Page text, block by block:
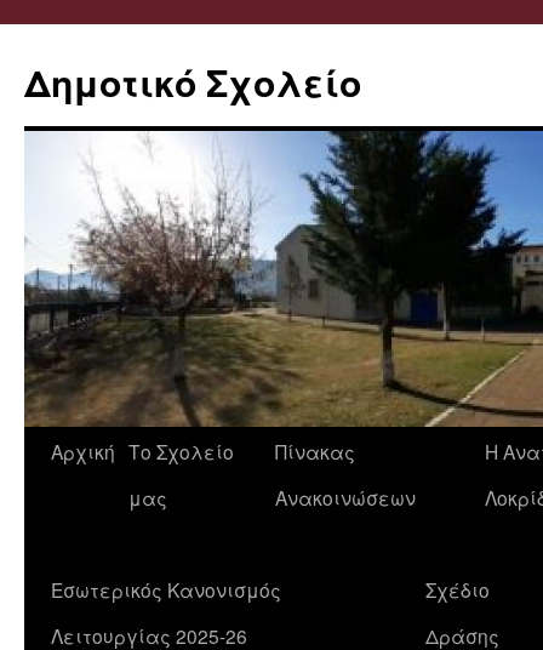
Δημοτικό Σχολείο
Μετάβαση
Αρχική Το Σχολείο
μας
Πίνακας
Ανακοινώσεων
Η
Εσωτερικός Κανονισμός
Λειτουργίας 2025-26
Σχέδιο
Δράσης